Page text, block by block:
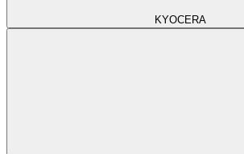
KYOCERA